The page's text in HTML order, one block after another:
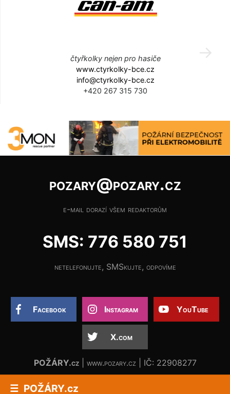
POŽÁRY.cz
čtyřkolky nejen pro hasiče
www.ctyrkolky-bce.cz
info@ctyrkolky-bce.cz
+420 267 315 730
pozary@pozary.cz
e-mail dorazí všem redaktorům
SMS: 776 580 751
netelefonujte, SMSkujte, odpovíme
Facebook Instagram YouTube
X.com
POŽÁRY.cz| www.pozary.cz | IČ: 22908277